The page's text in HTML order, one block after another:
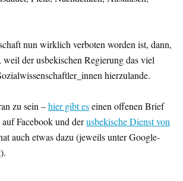
nun wirklich verboten worden ist, dann,
weil der usbekischen Regierung das viel
hierzulande.
zu sein –hier gibt eseinen offenen Brief
Facebook und derusbekische Dienst von
auch etwas dazu (jeweils unter Google-